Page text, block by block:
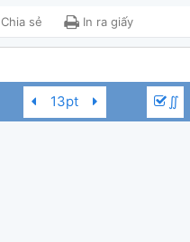
∬
Chia sẻ In ra giấy
1,606
Hien Nguyen
Hiển thị bình luận